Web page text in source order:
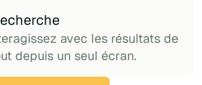
avec les résultats de
depuis un seul écran.